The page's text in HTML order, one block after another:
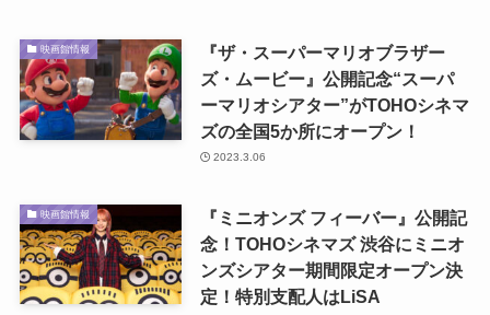
映画館情報
『ザ・スーパーマリオブラザー
ズ・ムービー』公開記念“スーパ
ーマリオシアター”がTOHOシネマ
ズの全国5か所にオープン！
2023.3.06
映画館情報
『ミニオンズ フィーバー』公開記
念！TOHOシネマズ 渋谷にミニオ
ンズシアター期間限定オープン決
定！特別支配人はLiSA